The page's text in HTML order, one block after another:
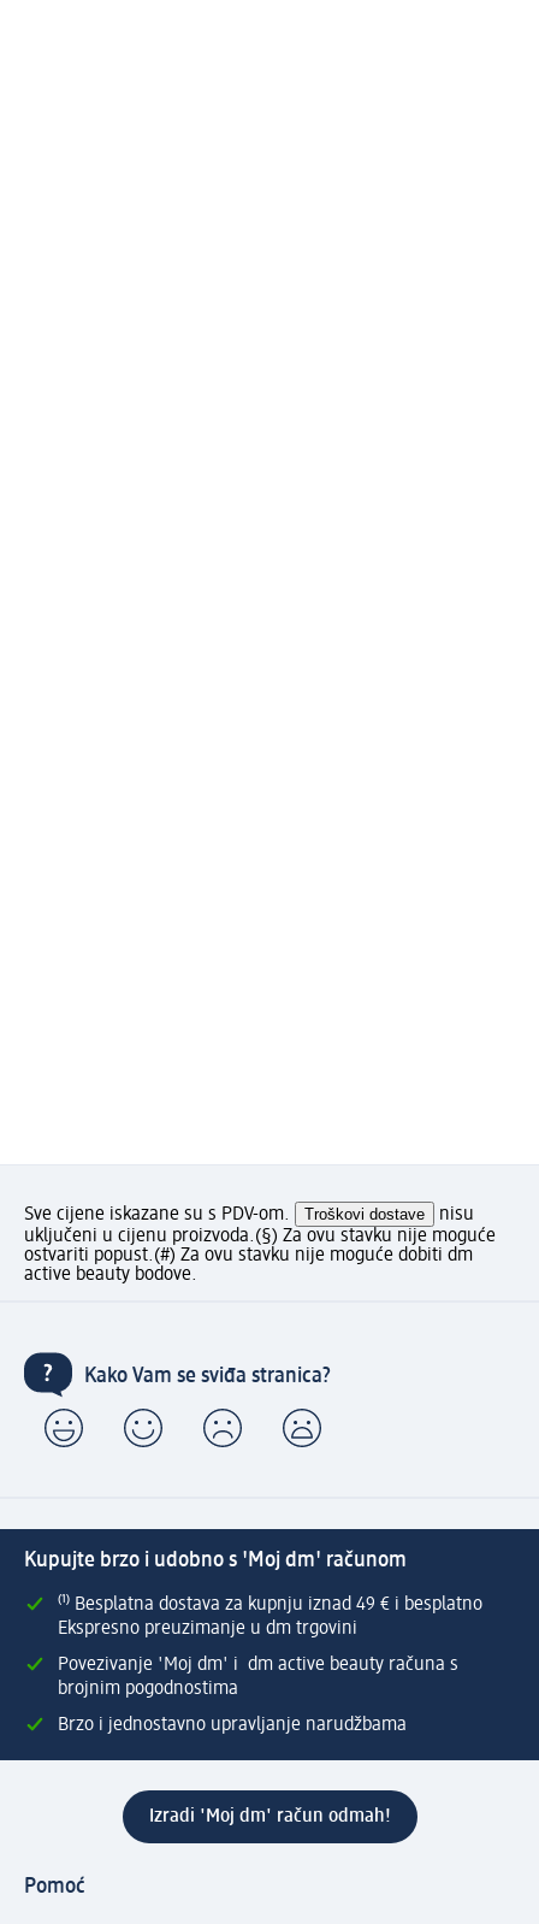
Sve cijene iskazane su s PDV-om. Troškovi dostave
nisu
uključeni u cijenu proizvoda.(§) Za ovu stavku nije moguće
ostvariti popust.(#) Za ovu stavku nije moguće dobiti dm
active beauty bodove.
Kako Vam se sviđa stranica?
Kupujte brzo i udobno s 'Moj dm' računom
⁽¹⁾ Besplatna dostava za kupnju iznad 49 € i besplatno
Ekspresno preuzimanje u dm trgovini
Povezivanje 'Moj dm' i dm active beauty računa s
brojnim pogodnostima
Brzo i jednostavno upravljanje narudžbama
Izradi 'Moj dm' račun odmah!
Pomoć